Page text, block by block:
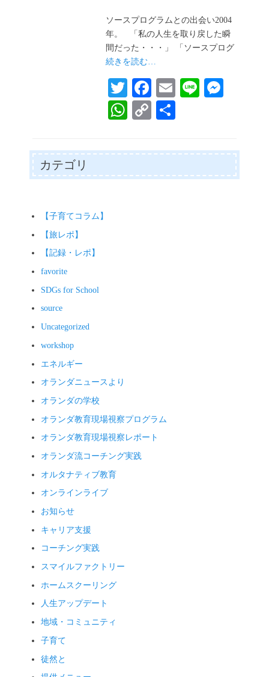
日
ソースプログラムとの出会い2004
年。 「私の人生を取り戻した瞬
間だった・・・」 「ソースプログ
続きを読む…
T
wi
tte
r
Fa
ce
bo
ok
E
Li
ng
er
W
ts
C
y
カテゴリ
【子育てコラム】
【旅レポ】
【記録・レポ】
favorite
SDGs for School
source
Uncategorized
workshop
エネルギー
オランダニュースより
オランダの学校
オランダ教育現場視察プログラム
オランダ教育現場視察レポート
オランダ流コーチング実践
オルタナティブ教育
オンラインライブ
お知らせ
キャリア支援
コーチング実践
スマイルファクトリー
ホームスクーリング
人生アップデート
地域・コミュニティ
子育て
徒然と